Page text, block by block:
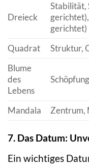
Dreieck
Stabilität,
gerichtet)
Quadrat
Struktur,
Blume
des
Lebens
Mandala Zentrum,
7. Das Datum:
Ein wichtiges